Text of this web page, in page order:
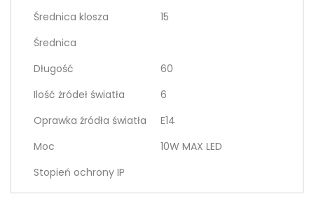
Średnica klosza
15
Średnica
Długość
60
Ilość żródeł światła
6
Oprawka źródła światła
E14
Moc
10W MAX LED
Stopień ochrony IP